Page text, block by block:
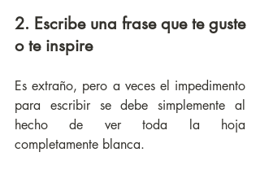
2. Escribe una frase que te guste
o te inspire
Es extraño, pero a veces el impedimento
para escribir se debe simplemente al
hecho de ver toda la hoja
completamente blanca.